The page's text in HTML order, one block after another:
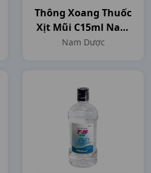
Thông Xoang Thuốc
Xịt Mũi C15ml Nam
Dược
Nam Dược